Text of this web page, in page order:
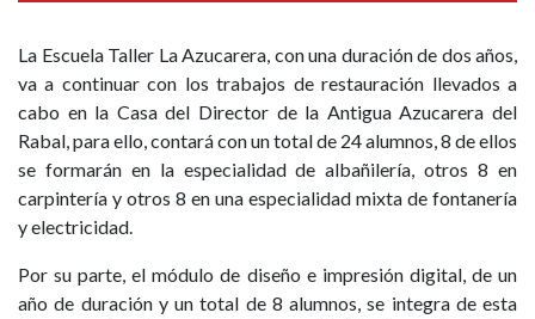
La Escuela Taller La Azucarera, con una duración de dos años,
va a continuar con los trabajos de restauración llevados a
cabo en la Casa del Director de la Antigua Azucarera del
Rabal, para ello, contará con un total de 24 alumnos, 8 de ellos
se formarán en la especialidad de albañilería, otros 8 en
carpintería y otros 8 en una especialidad mixta de fontanería
y electricidad.
Por su parte, el módulo de diseño e impresión digital, de un
año de duración y un total de 8 alumnos, se integra de esta